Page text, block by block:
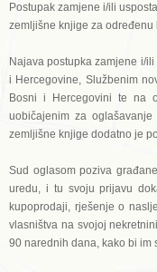
Postupak zamjene i/ili
zemljišne knjige za određenu
Najava postupka zamjene i/
i Hercegovine, Službenim
Bosni i Hercegovini te na
uobičajenim za
zemljišne knjige dodatno je
Sud oglasom poziva
uredu, i tu svoju prijavu
kupoprodaji, rješenje o
vlasništva na svojoj
90 narednih dana, kako bi